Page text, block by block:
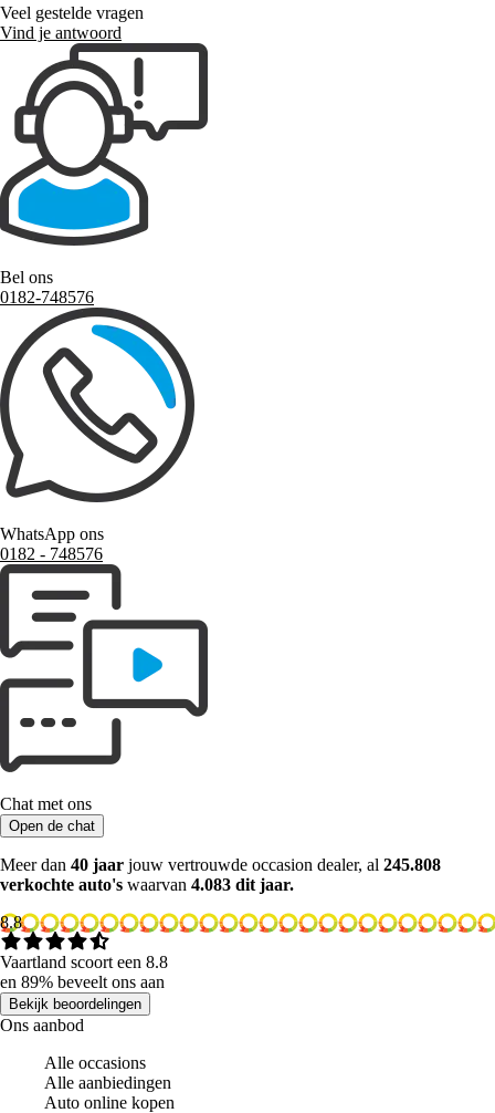
Veel gestelde vragen
Vind je antwoord
Bel ons
0182-748576
WhatsApp ons
0182 ‑ 748576
Chat met ons
Open de chat
Meer dan 40 jaar jouw vertrouwde occasion dealer, al 245.808
verkochte auto's waarvan 4.083 dit jaar.
8.8
Vaartland scoort een 8.8
en 89% beveelt ons aan
Bekijk beoordelingen
Ons aanbod
Alle occasions
Alle aanbiedingen
Auto online kopen